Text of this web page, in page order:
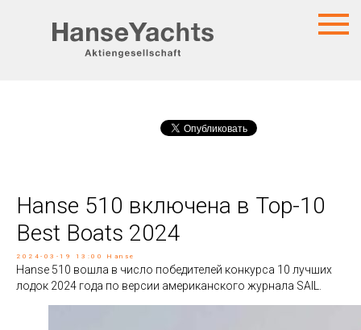
Hanse 510 включена в Top-10
Best Boats 2024
2024-03-19 13:00 Hanse
Hanse 510 вошла в число победителей конкурса 10 лучших
лодок 2024 года по версии американского журнала SAIL.